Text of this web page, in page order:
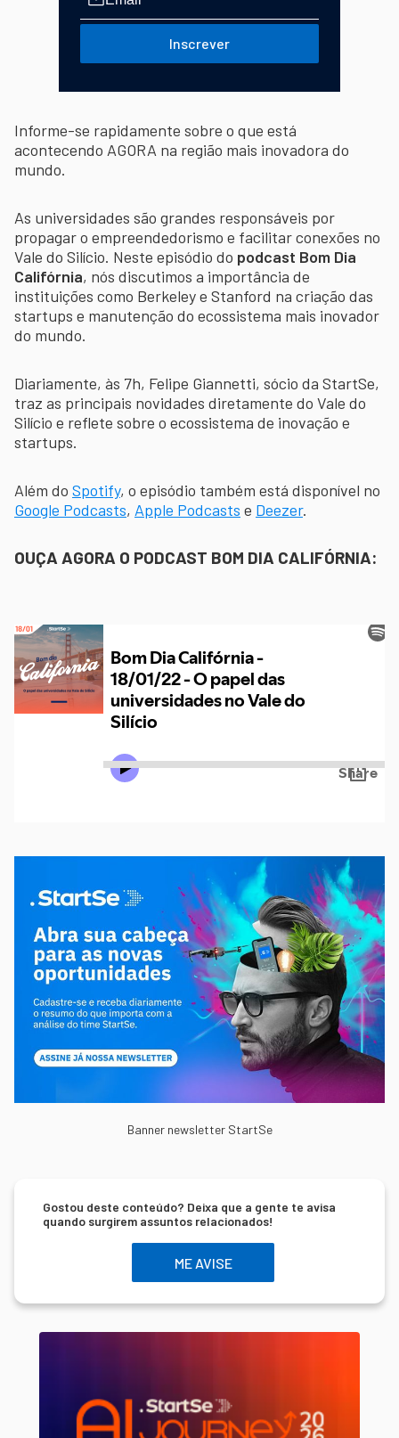
Inscrever
Informe-se rapidamente sobre o que está
acontecendo AGORA na região mais inovadora do
mundo.
As universidades são grandes responsáveis por
propagar o empreendedorismo e facilitar conexões no
Vale do Silício. Neste episódio do podcast Bom Dia
Califórnia, nós discutimos a importância de
instituições como Berkeley e Stanford na criação das
startups e manutenção do ecossistema mais inovador
do mundo.
Diariamente, às 7h, Felipe Giannetti, sócio da StartSe,
traz as principais novidades diretamente do Vale do
Silício e reflete sobre o ecossistema de inovação e
startups.
Além do Spotify, o episódio também está disponível no
Google Podcasts, Apple Podcasts e Deezer.
OUÇA AGORA O PODCAST BOM DIA CALIFÓRNIA:
Banner newsletter StartSe
Gostou deste conteúdo? Deixa que a gente te avisa
quando surgirem assuntos relacionados!
ME AVISE